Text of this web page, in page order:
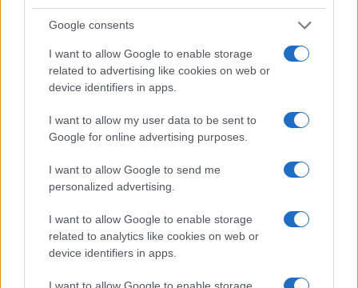
Google consents
I want to allow Google to enable storage
related to advertising like cookies on web or
device identifiers in apps.
I want to allow my user data to be sent to
Google for online advertising purposes.
I want to allow Google to send me
personalized advertising.
I want to allow Google to enable storage
related to analytics like cookies on web or
device identifiers in apps.
I want to allow Google to enable storage
Identifica y elimina suscripciones, fees y compras impulsivas
Marta Ruiz · 8 Ago 2026